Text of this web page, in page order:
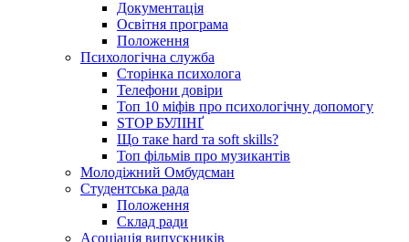
Документація
Освітня програма
Положення
Психологічна служба
Сторінка психолога
Телефони довіри
Топ 10 міфів про психологічну допомогу
STOP БУЛІНҐ
Що таке hard та soft skills?
Топ фільмів про музикантів
Молодіжний Омбудсман
Студентська рада
Положення
Склад ради
Асоціація випускників